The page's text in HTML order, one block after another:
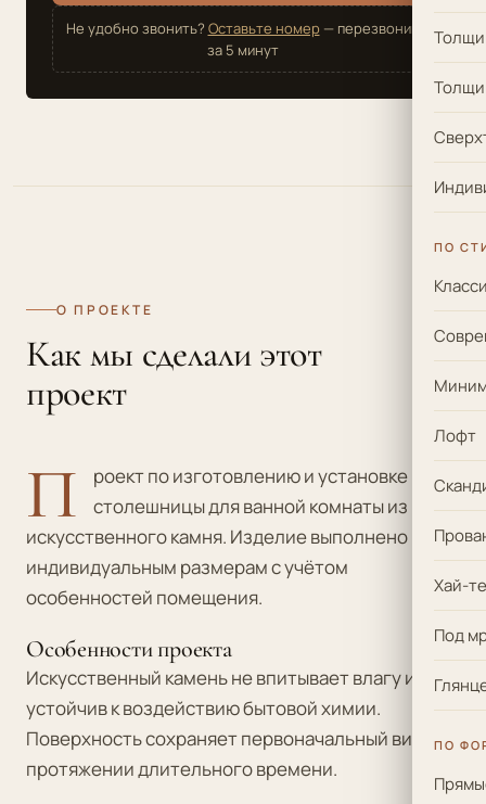
ПО
Лофт
Хай-
Под
ПО
Не удобно звонить? Оставьте номер— перезвоним
за 5 минут
О ПРОЕКТЕ
Как мы сделали этот
проект
П
роект по изготовлению и установке
столешницы для ванной комнаты из
искусственного камня. Изделие выполнено по
индивидуальным размерам с учётом
особенностей помещения.
Особенности проекта
Искусственный камень не впитывает влагу и
устойчив к воздействию бытовой химии.
Поверхность сохраняет первоначальный вид на
протяжении длительного времени.